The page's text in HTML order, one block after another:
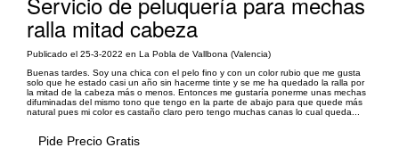
ralla mitad cabeza
Publicado el 25-3-2022 en La Pobla de Vallbona (Valencia)
Buenas tardes. Soy una chica con el pelo fino y con un color rubio que me gusta
solo que he estado casi un año sin hacerme tinte y se me ha quedado la ralla por
la mitad de la cabeza más o menos. Entonces me gustaría ponerme unas mechas
difuminadas del mismo tono que tengo en la parte de abajo para que quede más
natural pues mi color es castaño claro pero tengo muchas canas lo cual queda...
Pide Precio Gratis